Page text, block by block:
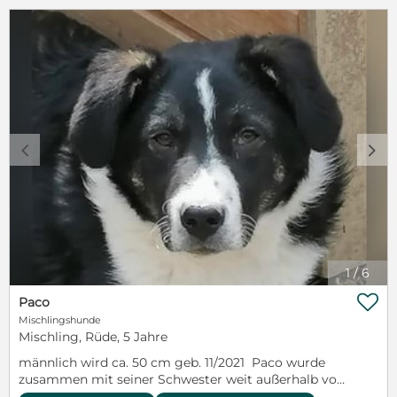
Schulterhöhe von etwa 30 cm bleibt Luise eine eher
kleine Hündin. Sie ist einfach zum Verlieben –
freundlich, neugierig, verspielt und natürlich
unglaublich süß und kuschelig. ❤️ Jetzt fehlt der
kleinen Maus nur noch das Wichtigste: eine
liebevolle Familie, die ihr zeigt, wie schön ein
Hundeleben sein kann. Menschen, die ihr Zeit geben
anzukommen, mit ihr die Welt entdecken und sie als
vollwertiges Familienmitglied aufnehmen. Luise
reist komplett geimpft, gechipt, mehrfach
entwurmt und mit Tracespapieren ins neue Zuhause.
Bei ernsthaften Interesse an einer Adoption füllen
Sie bitte das Kontaktformular auf unserer
Homepage aus. www.hundefairmittlung-
rumaenien.com
1/6
c d
Paco
Mischlingshunde
Mischling, Rüde, 5 Jahre
männlich wird ca. 50 cm geb. 11/2021 Paco wurde
zusammen mit seiner Schwester weit außerhalb von
